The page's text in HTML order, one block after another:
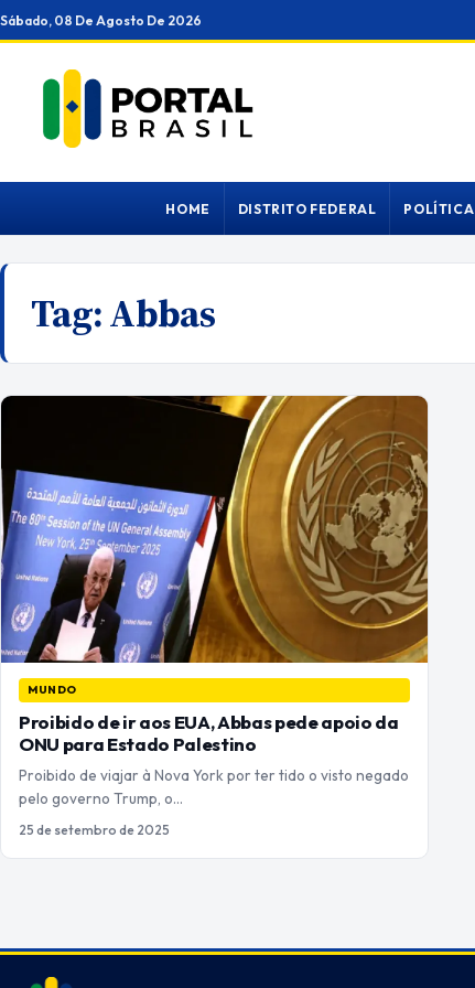
Ir
para
conteúdo
Sábado, 08 De Agosto De 2026
HOME DISTRITO FEDERAL POLÍTICA
Tag:Abbas
MUNDO
Proibido de ir aos EUA, Abbas pede apoio da
ONU para Estado Palestino
Proibido de viajar à Nova York por ter tido o visto negado
pelo governo Trump, o…
25 de setembro de 2025